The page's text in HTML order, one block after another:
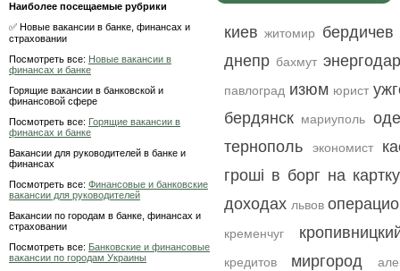
Наиболее посещаемые рубрики
✅ Новые вакансии в банке, финансах и
страховании
Посмотреть все: Новые вакансии в
финансах и банке
Горящие вакансии в банковской и
финансовой сфере
Посмотреть все: Горящие вакансии в
финансах и банке
Вакансии для руководителей в банке и
финансах
Посмотреть все: Финансовые и банковские
вакансии для руководителей
Вакансии по городам в банке, финансах и
страховании
Посмотреть все: Банковские и финансовые
вакансии по городам Украины
киев житомир бердичев
днепр бахмут энергодар
павлоград изюм юрист
бердянск мариуполь
тернополь
экономист
гроші в борг на картку
доходах львов
кременчуг
кредитов миргород